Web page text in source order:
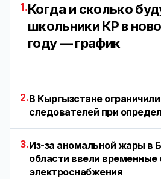
1.Когда и сколько
школьники КР в
году — график
2.В Кыргызстане
следователей при
3.Из-за аномальной жары в
области ввели временные
электроснабжения